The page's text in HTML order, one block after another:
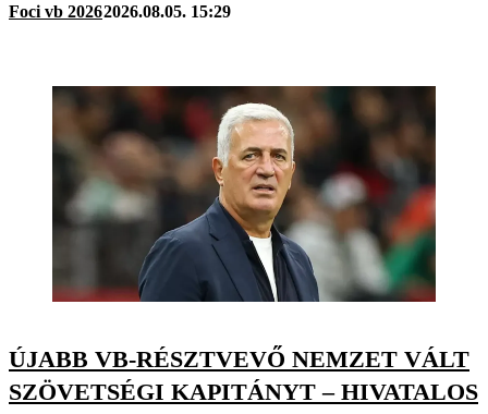
Foci vb 20262026.08.05. 15:29
ÚJABB VB-RÉSZTVEVŐ NEMZET VÁLT
SZÖVETSÉGI KAPITÁNYT – HIVATALOS